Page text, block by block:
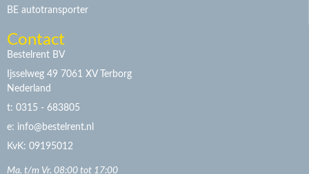
BE autotransporter
Contact
Bestelrent BV
Ijsselweg 49 7061 XV Terborg
Nederland
t: 0315 - 683805
e: info@bestelrent.nl
KvK: 09195012
Ma. t/m Vr. 08:00 tot 17:00